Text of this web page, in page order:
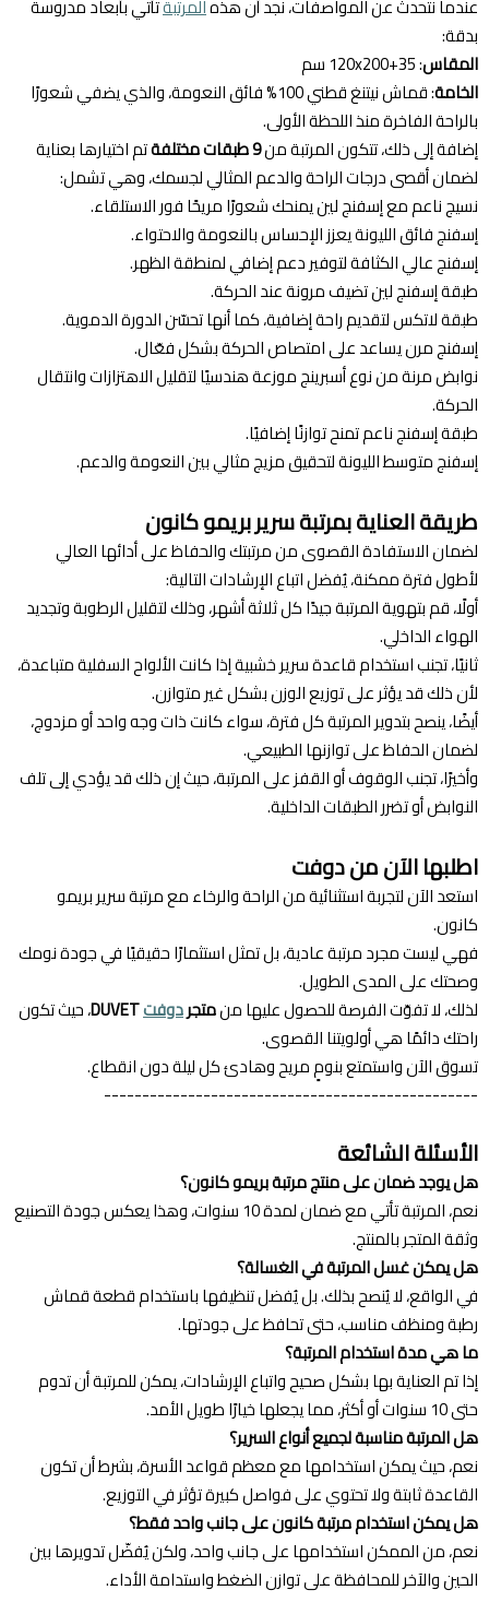
عندما نتحدث عن المواصفات، نجد أن هذهالمرتبةتأتي بأبعاد مدروسة
بدقة:
المقاس: 120x200+35 سم
الخامة
: قماش نيتنغ قطني 100% فائق النعومة، والذي يضفي شعورًا
بالراحة الفاخرة منذ اللحظة الأولى.
إضافة إلى ذلك، تتكون المرتبة من9 طبقات مختلفة
تم اختيارها بعناية
لضمان أقصى درجات الراحة والدعم المثالي لجسمك، وهي تشمل:
نسيج ناعم مع إسفنج لين يمنحك شعورًا مريحًا فور الاستلقاء.
إسفنج فائق الليونة يعزز الإحساس بالنعومة والاحتواء.
إسفنج عالي الكثافة لتوفير دعم إضافي لمنطقة الظهر.
طبقة إسفنج لين تضيف مرونة عند الحركة.
طبقة لاتكس لتقديم راحة إضافية، كما أنها تحسّن الدورة الدموية.
إسفنج مرن يساعد على امتصاص الحركة بشكل فعّال.
نوابض مرنة من نوع أسبرينج موزعة هندسيًا لتقليل الاهتزازات وانتقال
الحركة.
طبقة إسفنج ناعم تمنح توازنًا إضافيًا.
إسفنج متوسط الليونة لتحقيق مزيج مثالي بين النعومة والدعم.
طريقة العناية بمرتبة سرير بريمو كانون
لضمان الاستفادة القصوى من مرتبتك والحفاظ على أدائها العالي
لأطول فترة ممكنة، يُفضل اتباع الإرشادات التالية:
أولًا، قم بتهوية المرتبة جيدًا كل ثلاثة أشهر، وذلك لتقليل الرطوبة وتجديد
الهواء الداخلي.
ثانيًا، تجنب استخدام قاعدة سرير خشبية إذا كانت الألواح السفلية متباعدة،
لأن ذلك قد يؤثر على توزيع الوزن بشكل غير متوازن.
أيضًا، ينصح بتدوير المرتبة كل فترة، سواء كانت ذات وجه واحد أو مزدوج،
لضمان الحفاظ على توازنها الطبيعي.
وأخيرًا، تجنب الوقوف أو القفز على المرتبة، حيث إن ذلك قد يؤدي إلى تلف
النوابض أو تضرر الطبقات الداخلية.
اطلبها الآن من دوفت
استعد الآن لتجربة استثنائية من الراحة والرخاء مع مرتبة سرير بريمو
كانون.
فهي ليست مجرد مرتبة عادية، بل تمثل استثمارًا حقيقيًا في جودة نومك
وصحتك على المدى الطويل.
لذلك، لا تفوّت الفرصة للحصول عليها منمتجردوفت
، حيث تكون
راحتك دائمًا هي أولويتنا القصوى.
تسوق الآن واستمتع بنومٍ مريح وهادئ كل ليلة دون انقطاع.
-------------------------------------------------
الأسئلة الشائعة
هل يوجد ضمان على منتج مرتبة بريمو كانون؟
نعم، المرتبة تأتي مع ضمان لمدة 10 سنوات، وهذا يعكس جودة التصنيع
وثقة المتجر بالمنتج.
هل يمكن غسل المرتبة في الغسالة؟
في الواقع، لا يُنصح بذلك. بل يُفضل تنظيفها باستخدام قطعة قماش
رطبة ومنظف مناسب، حتى تحافظ على جودتها.
ما هي مدة استخدام المرتبة؟
إذا تم العناية بها بشكل صحيح واتباع الإرشادات، يمكن للمرتبة أن تدوم
حتى 10 سنوات أو أكثر، مما يجعلها خيارًا طويل الأمد.
هل المرتبة مناسبة لجميع أنواع السرير؟
نعم، حيث يمكن استخدامها مع معظم قواعد الأسرة، بشرط أن تكون
القاعدة ثابتة ولا تحتوي على فواصل كبيرة تؤثر في التوزيع.
هل يمكن استخدام مرتبة كانون على جانب واحد فقط؟
نعم، من الممكن استخدامها على جانب واحد، ولكن يُفضّل تدويرها بين
الحين والآخر للمحافظة على توازن الضغط واستدامة الأداء.